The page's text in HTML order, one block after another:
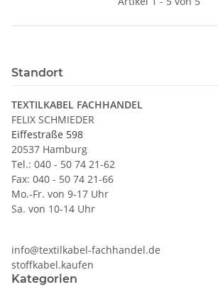
Standort
TEXTILKABEL FACHHANDEL
FELIX SCHMIEDER
Eiffestraße 598
20537 Hamburg
Tel.: 040 - 50 74 21-62
Fax: 040 - 50 74 21-66
Mo.-Fr. von 9-17 Uhr
Sa. von 10-14 Uhr
info@textilkabel-fachhandel.de
stoffkabel.kaufen
Kategorien